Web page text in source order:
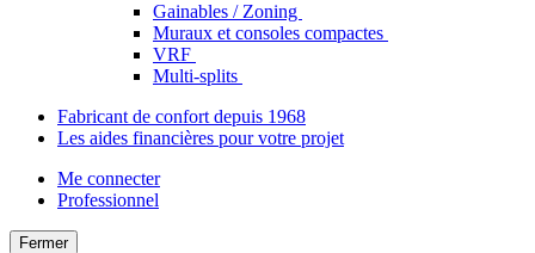
Gainables / Zoning
Muraux et consoles compactes
VRF
Multi-splits
Fabricant de confort depuis 1968
Les aides financières pour votre projet
Me connecter
Professionnel
Fermer